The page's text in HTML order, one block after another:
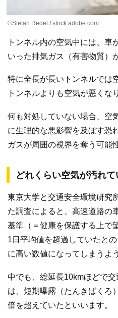
©Stefan Redel / stock.adobe.com
トンネル内の空気中には、車
いった排気ガス（有害物質）
特に全長が長いトンネルでは
トンネルよりも空気が悪くな
何も対処していない場合、空
に生理的な悪影響を及ぼす恐
ガスが周囲の視界を奪う可能
どれくらい空気が汚れ
東京大学と交通安全環境研究
た調査によると、高速道路の
基準（＝健康を保護する上で
1日平均値を超過していたと
に高い数値になってしまうよ
中でも、総延長10kmほどで
は、短期曝露（たんきばくろ
倍を超えていたといいます。